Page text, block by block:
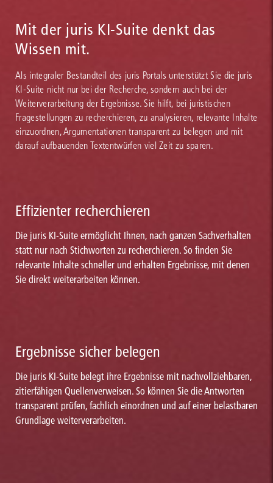
Mit der juris KI-Suite denkt das
Wissen mit.
Als integraler Bestandteil des juris Portals unterstützt Sie die juris
KI-Suite nicht nur bei der Recherche, sondern auch bei der
Weiterverarbeitung der Ergebnisse. Sie hilft, bei juristischen
Fragestellungen zu recherchieren, zu analysieren, relevante Inhalte
einzuordnen, Argumentationen transparent zu belegen und mit
darauf aufbauenden Textentwürfen viel Zeit zu sparen.
Effizienter recherchieren
Die juris KI-Suite ermöglicht Ihnen, nach ganzen Sachverhalten
statt nur nach Stichworten zu recherchieren. So finden Sie
relevante Inhalte schneller und erhalten Ergebnisse, mit denen
Sie direkt weiterarbeiten können.
Ergebnisse sicher belegen
Die juris KI-Suite belegt ihre Ergebnisse mit nachvollziehbaren,
zitierfähigen Quellenverweisen. So können Sie die Antworten
transparent prüfen, fachlich einordnen und auf einer belastbaren
Grundlage weiterverarbeiten.